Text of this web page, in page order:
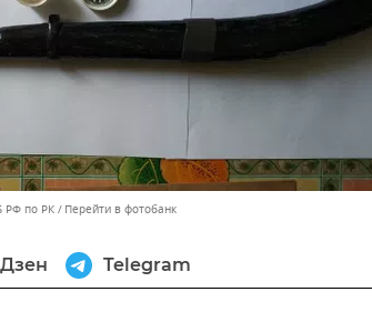
РФ по РК Перейти в фотобанк
Дзен Telegram